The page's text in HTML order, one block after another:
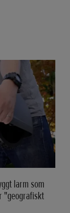
larm som
"geografiskt